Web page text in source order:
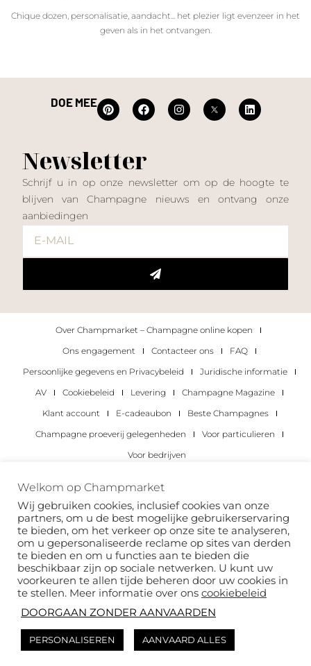
Chique dozen, personalisatie, aandacht... het plezier ligt evenzeer in het
geven als in het ontvangen.
DOE MEE
Newsletter
Schrijf u in op onze newsletter om op de hoogte te
blijven van Champagne nieuws en ontvang onze
aanbiedingen
Over Champmarket – Champagne online kopen
Ons engagement
Contacteer ons
FAQ
Persoonlijke gegevens en Privacybeleid
Juridische informatie
AV
Cookiebeleid Levering
Champagne Magazine
Klant account
E-cadeaubon
Beste Champagnes
Champagne proeverij gelegenheden
Voor particulieren
Voor bedrijven
Copyright 2022 © alle rechten voorbehouden.
GEZONDHEID. DRINK MET VERSTAND.
Deze site wordt beschermd door reCAPTCHA en hetprivacybeleid
Welkom op Champmarket
Wij gebruiken cookies, inclusief cookies van onze
partners, om u de best mogelijke gebruikerservaring
te bieden, om het verkeer op onze site te analyseren,
om u gepersonaliseerde reclame op sites van derden
te bieden en om u functies aan te bieden die
beschikbaar zijn op sociale netwerken. U kunt uw
voorkeuren te allen tijde beheren door uw cookies in
te stellen. Meer informatie over ons cookiebeleid
DOORGAAN ZONDER AANVAARDEN
PERSONALISEREN AANVAARD ALLES